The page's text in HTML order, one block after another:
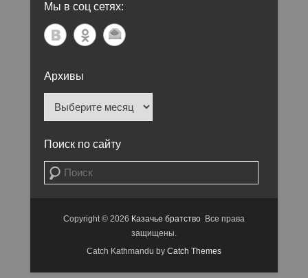
Мы в соц сетях:
Архивы
Архивы
Поиск по сайту
Поиск
Copyright © 2026 Казачье братство Все права
защищены.
Catch Kathmandu by Catch Themes